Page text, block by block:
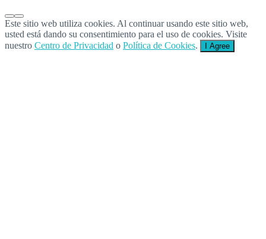
Este sitio web utiliza cookies. Al continuar usando este sitio web,
usted está dando su consentimiento para el uso de cookies. Visite
nuestro Centro de Privacidad o Política de Cookies. I Agree